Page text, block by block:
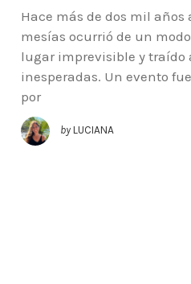
Hace más de dos mil años
mesías ocurrió de un
lugar imprevisible y traído
inesperadas. Un evento
por
by LUCIANA